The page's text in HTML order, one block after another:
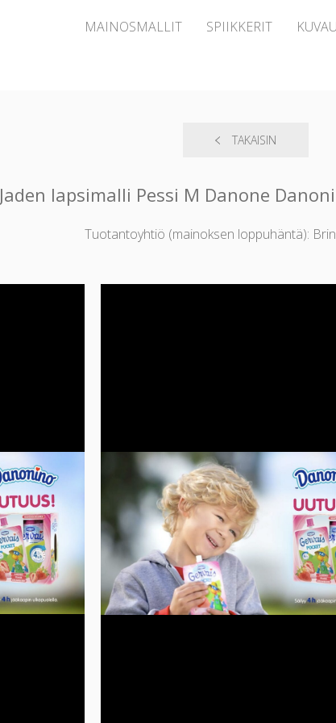
MAINOSMALLIT SPIIKKERIT
TAKAISIN
Jaden lapsimalli Pessi M Danone
Tuotantoyhtiö (mainoksen loppuhäntä):